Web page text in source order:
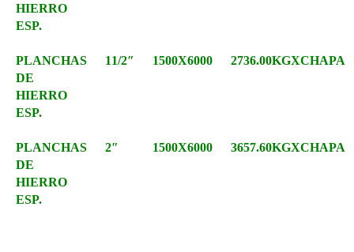
HIERRO
ESP.
PLANCHAS
DE
HIERRO
ESP.
11/2″ 1500X6000 2736.00KGXCHAPA
PLANCHAS
DE
HIERRO
ESP.
2″ 1500X6000 3657.60KGXCHAPA